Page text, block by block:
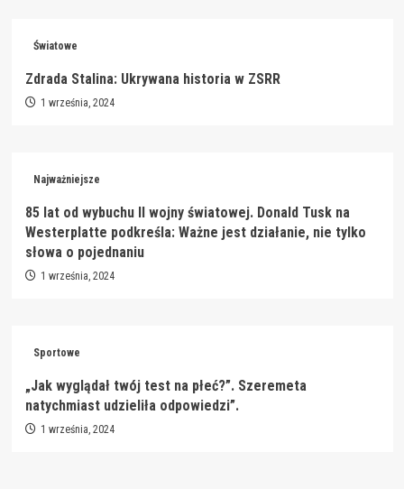
Światowe
Zdrada Stalina: Ukrywana historia w ZSRR
1 września, 2024
Najważniejsze
85 lat od wybuchu II wojny światowej. Donald Tusk na
Westerplatte podkreśla: Ważne jest działanie, nie tylko
słowa o pojednaniu
1 września, 2024
Sportowe
„Jak wyglądał twój test na płeć?”. Szeremeta
natychmiast udzieliła odpowiedzi”.
1 września, 2024